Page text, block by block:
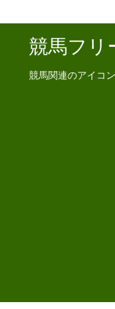
競馬フリ
競馬関連のアイコ